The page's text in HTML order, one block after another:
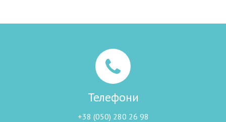
Телефони
+38 (050) 280 26 98